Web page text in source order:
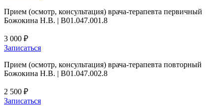
Прием (осмотр, консультация) врача-терапевта первичный
Божокина Н.В. | B01.047.001.8
3 000 ₽
Записаться
Прием (осмотр, консультация) врача-терапевта повторный
Божокина Н.В. | B01.047.002.8
2 500 ₽
Записаться